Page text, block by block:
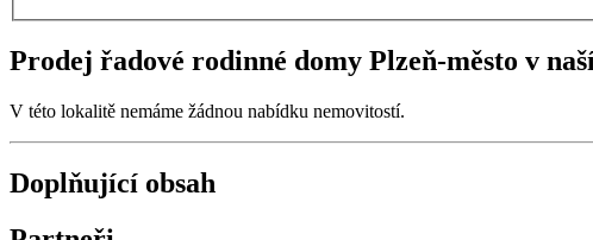
Prodej řadové rodinné domy Plzeň-město v
V této lokalitě nemáme žádnou nabídku nemovitostí.
Doplňující obsah